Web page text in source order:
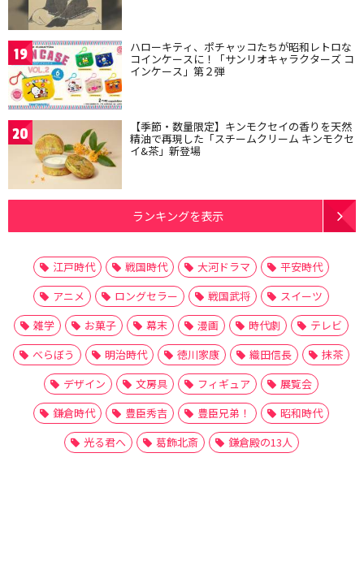
19 ハローキティ、ポチャッコたちが昭和レトロな
コインケースに！「サンリオキャラクターズ コ
インケース」第２弾
20 【季節・数量限定】キンモクセイの香りを天然
精油で再現した「スチームクリーム キンモクセ
イ&茶」新登場
ランキングを表示
江戸時代 戦国時代 大河ドラマ
平安時代
アニメ
ロングセラー 戦国武将
スイーツ
雑学
お菓子 幕末 漫画 時代劇
テレビ
べらぼう
明治時代 徳川家康 織田信長
抹茶
デザイン
文房具 フィギュア
展覧会
鎌倉時代
豊臣秀吉 豊臣兄弟！
昭和時代
光る君へ
葛飾北斎 鎌倉殿の13人